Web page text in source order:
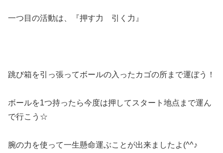
一つ目の活動は、『押す力 引く力』
跳び箱を引っ張ってボールの入ったカゴの所まで運ぼう！
ボールを1つ持ったら今度は押してスタート地点まで運ん
で行こう☆
腕の力を使って一生懸命運ぶことが出来ましたよ(^^♪